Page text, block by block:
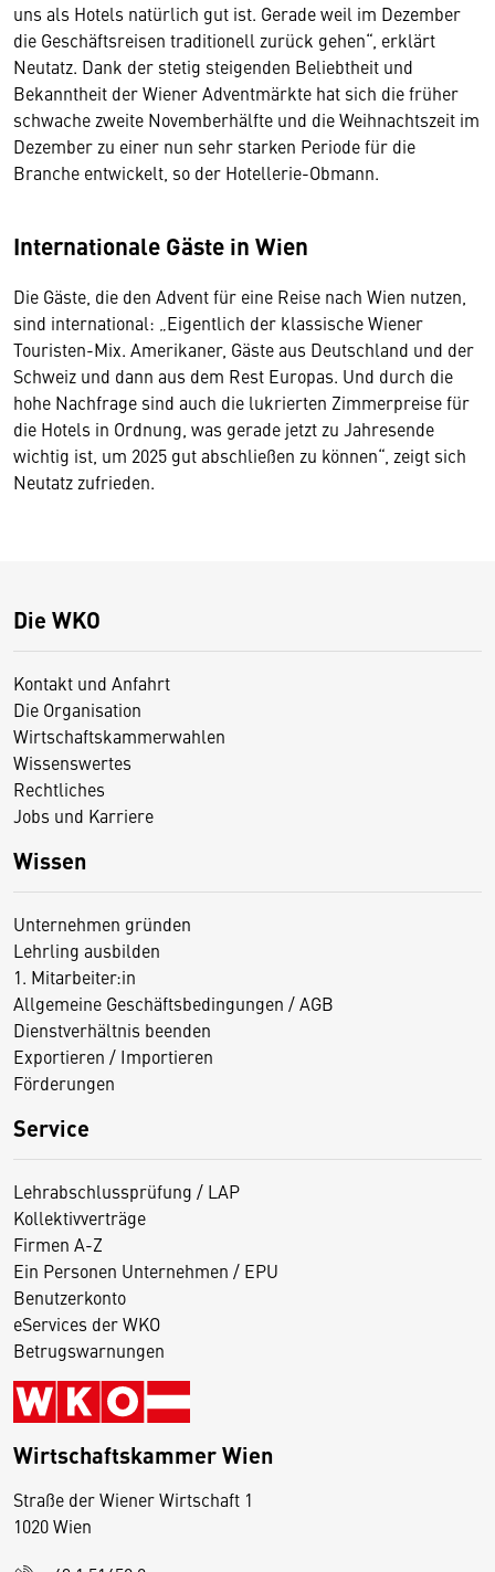
uns als Hotels natürlich gut ist. Gerade weil im Dezember
die Geschäftsreisen traditionell zurück gehen“, erklärt
Neutatz. Dank der stetig steigenden Beliebtheit und
Bekanntheit der Wiener Adventmärkte hat sich die früher
schwache zweite Novemberhälfte und die Weihnachtszeit im
Dezember zu einer nun sehr starken Periode für die
Branche entwickelt, so der Hotellerie-Obmann.
Internationale Gäste in Wien
Die Gäste, die den Advent für eine Reise nach Wien nutzen,
sind international: „Eigentlich der klassische Wiener
Touristen-Mix. Amerikaner, Gäste aus Deutschland und der
Schweiz und dann aus dem Rest Europas. Und durch die
hohe Nachfrage sind auch die lukrierten Zimmerpreise für
die Hotels in Ordnung, was gerade jetzt zu Jahresende
wichtig ist, um 2025 gut abschließen zu können“, zeigt sich
Neutatz zufrieden.
Die WKO
Kontakt und Anfahrt
Die Organisation
Wirtschaftskammerwahlen
Wissenswertes
Rechtliches
Jobs und Karriere
Wissen
Unternehmen gründen
Lehrling ausbilden
1. Mitarbeiter:in
Allgemeine Geschäftsbedingungen / AGB
Dienstverhältnis beenden
Exportieren / Importieren
Förderungen
Service
Lehrabschlussprüfung / LAP
Kollektivverträge
Firmen A-Z
Ein Personen Unternehmen / EPU
Benutzerkonto
eServices der WKO
Betrugswarnungen
Wirtschaftskammer Wien
Straße der Wiener Wirtschaft 1
1020 Wien